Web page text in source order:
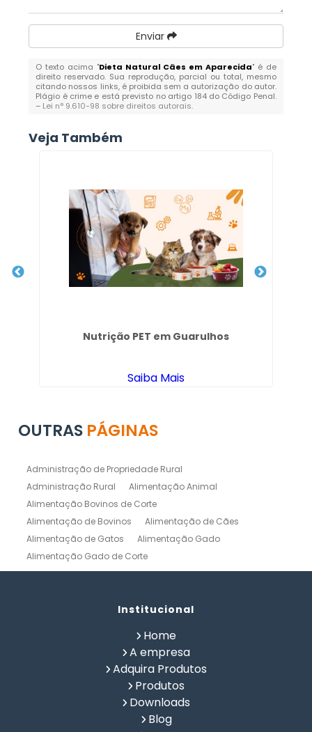
Enviar
O texto acima "Dieta Natural Cães em Aparecida" é de
direito reservado. Sua reprodução, parcial ou total, mesmo
citando nossos links, é proibida sem a autorização do autor.
Plágio é crime e está previsto no artigo 184 do Código Penal.
– Lei n° 9.610-98 sobre direitos autorais.
Veja Também
Nutrição PET em Guarulhos
Saiba Mais
OUTRAS PÁGINAS
Administração de Propriedade Rural
Administração Rural
Alimentação Animal
Alimentação Bovinos de Corte
Alimentação de Bovinos
Alimentação de Cães
Alimentação de Gatos
Alimentação Gado
Alimentação Gado de Corte
Alimentação Gado de Leite
Alimentação Natural Cães
Alimentação Natural Pets
Alimentação Pet
Calculo de Ração para Bovinos
Como Fazer Ração para Gado de Corte
Como Fazer Ração para Gado de Leite
Composição Química de Alimentos
Controle de Fazenda
Institucional
Home
A empresa
Adquira Produtos
Produtos
Downloads
Blog